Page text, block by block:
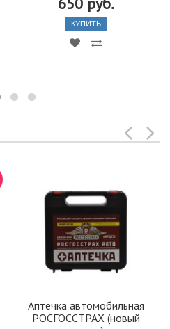
КУПИТЬ
Аптечка автомобильная
РОСГОССТРАХ (новый